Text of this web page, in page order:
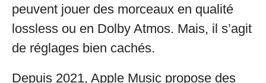
peuvent jouer des morceaux en qualité
lossless ou en Dolby Atmos. Mais, il s’agit
de réglages bien cachés.
Depuis 2021, Apple Music propose des